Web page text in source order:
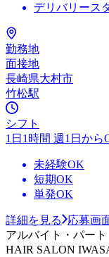
デリバリース
勤務地
面接地
長崎県大村市
竹松駅
シフト
1日1時間 週1日から
未経験OK
短期OK
単発OK
詳細を見る
応募画
アルバイト・パート
HAIR SALON